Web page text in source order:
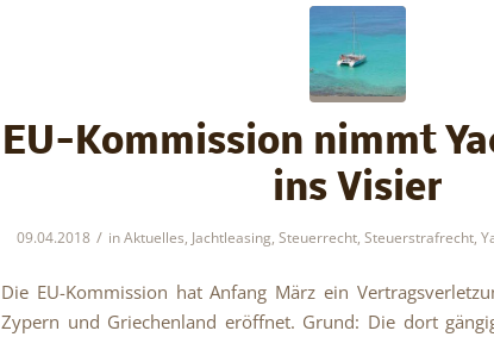
EU-Kommission nimmt
ins Visier
09.04.2018 / inAktuelles, Jachtleasing, Steuerrecht, Steuerstrafrecht,
Die EU-Kommission hat Anfang März ein
Zypern und Griechenland eröffnet. Grund: Die dort